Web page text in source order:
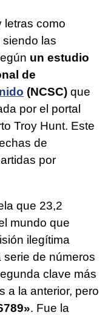
letras como
las
un estudio
de
(NCSC) que
por el portal
Troy Hunt. Este
de
por
que 23,2
mundo que
ilegítima
de números
clave más
a la anterior, pero
. Fue la